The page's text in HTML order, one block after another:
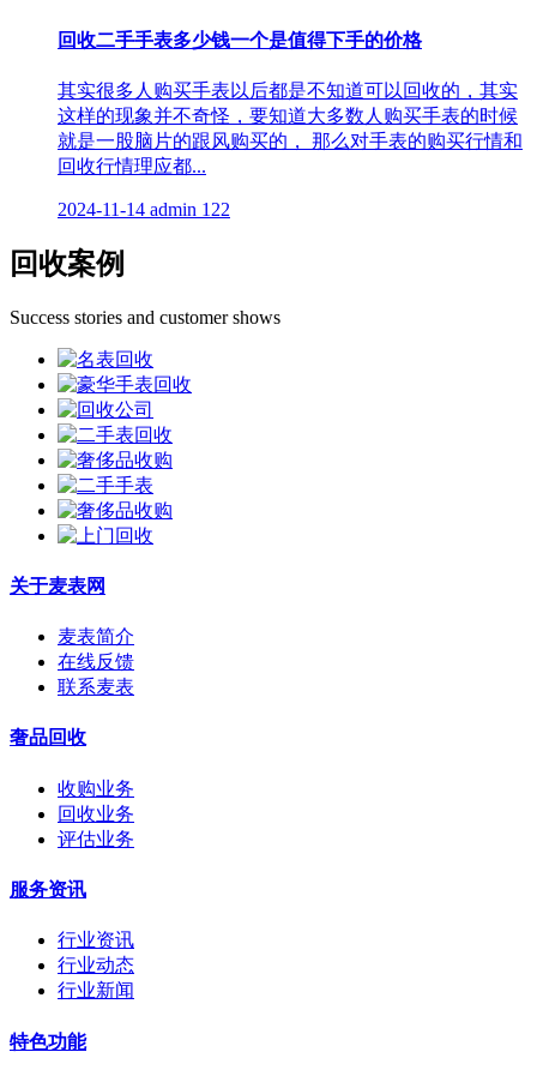
回收二手手表多少钱一个是值得下手的价格
其实很多人购买手表以后都是不知道可以回收的，其实
这样的现象并不奇怪，要知道大多数人购买手表的时候
就是一股脑片的跟风购买的， 那么对手表的购买行情和
回收行情理应都...
2024-11-14 admin 122
回收案例
Success stories and customer shows
关于麦表网
麦表简介
在线反馈
联系麦表
奢品回收
收购业务
回收业务
评估业务
服务资讯
行业资讯
行业动态
行业新闻
特色功能